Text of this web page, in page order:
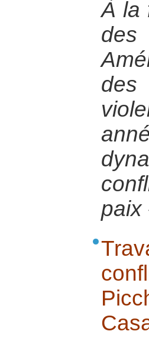
À la
des
des
paix